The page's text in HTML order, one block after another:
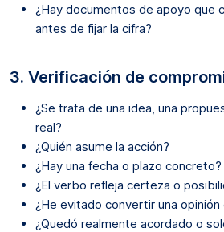
¿Hay documentos de apoyo que
antes de fijar la cifra?
3. Verificación de
¿Se trata de una idea, una
real?
¿Quién asume la acción?
¿Hay una fecha o plazo concreto?
¿El verbo refleja certeza o
¿He evitado convertir una opinión
¿Quedó realmente acordado o